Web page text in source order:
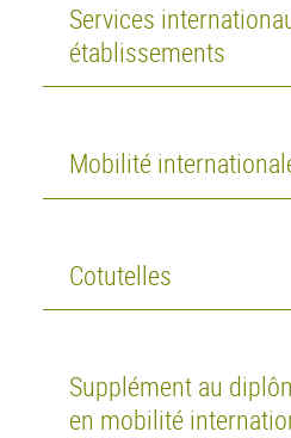
Services
établissements
Mobilité
Cotutelles
Supplément au
en mobilité